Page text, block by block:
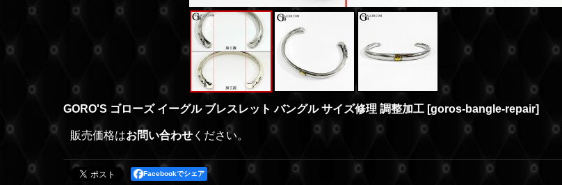
GORO'S ゴローズ イーグル ブレスレット バングル サイズ修理 調整加工 [goros-bangle-repair]
販売価格はお問い合わせ ください。
Facebookでシェア